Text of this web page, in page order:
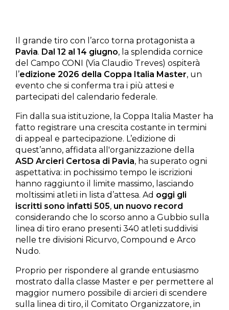
Il grande tiro con l’arco torna protagonista a
Pavia. Dal 12 al 14 giugno, la splendida cornice
del Campo CONI (Via Claudio Treves) ospiterà
l’edizione 2026 della Coppa Italia Master, un
evento che si conferma tra i più attesi e
partecipati del calendario federale.
Fin dalla sua istituzione, la Coppa Italia Master ha
fatto registrare una crescita costante in termini
di appeal e partecipazione. L’edizione di
quest’anno, affidata all'organizzazione della
ASD Arcieri Certosa di Pavia, ha superato ogni
aspettativa: in pochissimo tempo le iscrizioni
hanno raggiunto il limite massimo, lasciando
moltissimi atleti in lista d’attesa. Ad oggi gli
iscritti sono infatti 505, un nuovo record
considerando che lo scorso anno a Gubbio sulla
linea di tiro erano presenti 340 atleti suddivisi
nelle tre divisioni Ricurvo, Compound e Arco
Nudo.
Proprio per rispondere al grande entusiasmo
mostrato dalla classe Master e per permettere al
maggior numero possibile di arcieri di scendere
sulla linea di tiro, il Comitato Organizzatore, in